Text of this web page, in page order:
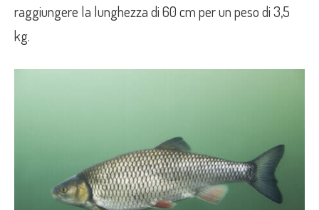
raggiungere la lunghezza di 60 cm per un peso di 3,5
kg.